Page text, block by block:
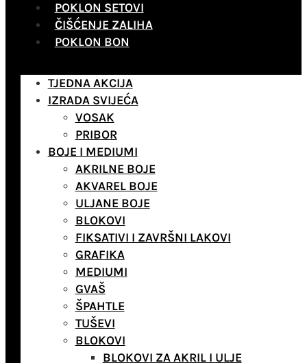
POKLON SETOVI
ČIŠĆENJE ZALIHA
POKLON BON
TJEDNA AKCIJA
IZRADA SVIJEĆA
VOSAK
PRIBOR
BOJE I MEDIUMI
AKRILNE BOJE
AKVAREL BOJE
ULJANE BOJE
BLOKOVI
FIKSATIVI I ZAVRŠNI LAKOVI
GRAFIKA
MEDIUMI
GVAŠ
ŠPAHTLE
TUŠEVI
BLOKOVI
BLOKOVI ZA AKRIL I ULJE